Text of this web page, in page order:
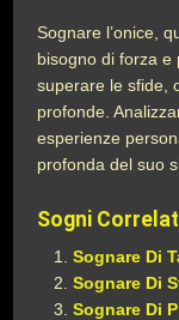
Sognare l’onice,
bisogno di forza e
superare le sfide,
profonde.
esperienze
profonda del suo
Sogni
Sognare Di
Sognare Di
Sognare Di